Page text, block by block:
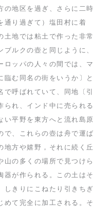
の地区を過ぎ、さらに二時
通り過ぎて）塩田村に着
土地では粘土で作った非常
ルクの壺と同じように、
ロッパの人々の間では、マ
臨む同名の街をいうか〕と
で呼ばれていて、同地〔引
られ、インド中に売られる
い平野を東方へと流れ島原
で、これらの壺は舟で運ば
地方や嬉野，それに続く丘
山の多くの場所で見つけら
器が作られる。この土はそ
しきりにこねたり引きちぎ
めて完全に加工される。そ